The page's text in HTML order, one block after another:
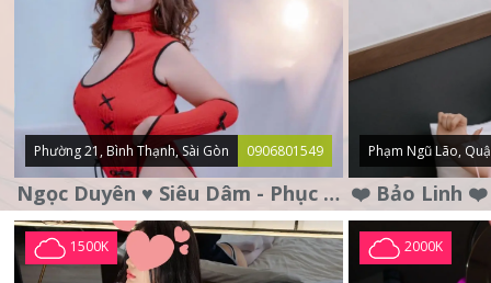
Phường 21, Bình Thạnh, Sài Gòn 0906801549
Ngọc Duyên ♥️ Siêu Dâm - Phục Vụ Tận Tình - Chu Đáo
Phạm Ngũ Lão,
1500K 2000K